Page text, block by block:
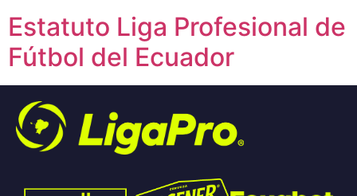
Estatuto Liga Profesional de
Fútbol del Ecuador